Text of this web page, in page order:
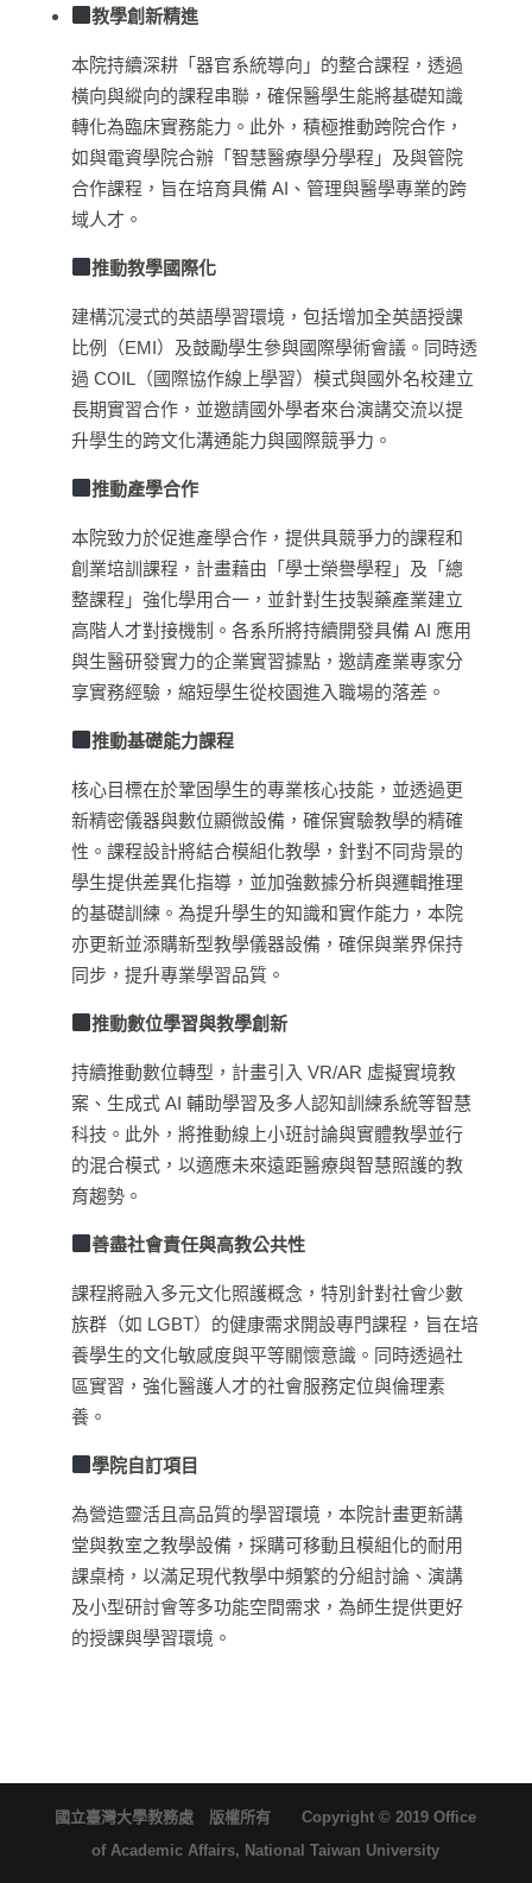
教學創新精進
本院持續深耕「器官系統導向」的整合課程，透過
橫向與縱向的課程串聯，確保醫學生能將基礎知識
轉化為臨床實務能力。此外，積極推動跨院合作，
如與電資學院合辦「智慧醫療學分學程」及與管院
合作課程，旨在培育具備 AI、管理與醫學專業的跨
域人才。
推動教學國際化
建構沉浸式的英語學習環境，包括增加全英語授課
比例（EMI）及鼓勵學生參與國際學術會議。同時透
過 COIL（國際協作線上學習）模式與國外名校建立
長期實習合作，並邀請國外學者來台演講交流以提
升學生的跨文化溝通能力與國際競爭力。
推動產學合作
本院致力於促進產學合作，提供具競爭力的課程和
創業培訓課程，計畫藉由「學士榮譽學程」及「總
整課程」強化學用合一，並針對生技製藥產業建立
高階人才對接機制。各系所將持續開發具備 AI 應用
與生醫研發實力的企業實習據點，邀請產業專家分
享實務經驗，縮短學生從校園進入職場的落差。
推動基礎能力課程
核心目標在於鞏固學生的專業核心技能，並透過更
新精密儀器與數位顯微設備，確保實驗教學的精確
性。課程設計將結合模組化教學，針對不同背景的
學生提供差異化指導，並加強數據分析與邏輯推理
的基礎訓練。為提升學生的知識和實作能力，本院
亦更新並添購新型教學儀器設備，確保與業界保持
同步，提升專業學習品質。
推動數位學習與教學創新
持續推動數位轉型，計畫引入 VR/AR 虛擬實境教
案、生成式 AI 輔助學習及多人認知訓練系統等智慧
科技。此外，將推動線上小班討論與實體教學並行
的混合模式，以適應未來遠距醫療與智慧照護的教
育趨勢。
善盡社會責任與高教公共性
課程將融入多元文化照護概念，特別針對社會少數
族群（如 LGBT）的健康需求開設專門課程，旨在培
養學生的文化敏感度與平等關懷意識。同時透過社
區實習，強化醫護人才的社會服務定位與倫理素
養。
學院自訂項目
為營造靈活且高品質的學習環境，本院計畫更新講
堂與教室之教學設備，採購可移動且模組化的耐用
課桌椅，以滿足現代教學中頻繁的分組討論、演講
及小型研討會等多功能空間需求，為師生提供更好
的授課與學習環境。
國立臺灣大學教務處 版權所有 Copyright © 2019 Office
of Academic Affairs, National Taiwan University